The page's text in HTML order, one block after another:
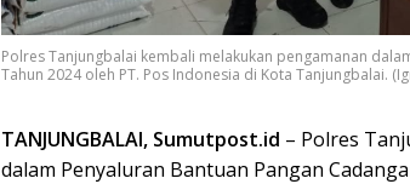
Polres Tanjungbalai kembali melakukan pengamanan
Tahun 2024 oleh PT. Pos Indonesia di Kota Tanjungbalai.
TANJUNGBALAI, Sumutpost.id – Polres
dalam Penyaluran Bantuan Pangan